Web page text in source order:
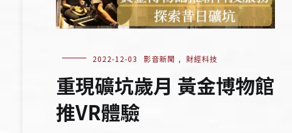
2022-12-03 影音新聞 , 財經科技
重現礦坑歲月 黃金博物館
推VR體驗